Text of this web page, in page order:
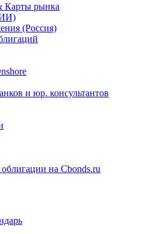
Карты рынка
(Россия)
и юр. консультантов
на Cbonds.ru